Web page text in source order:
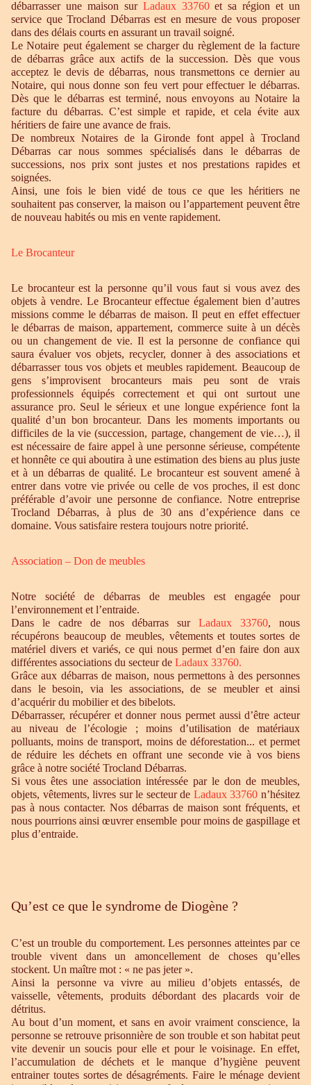
débarrasser une maison sur Ladaux 33760et sa région et un
service que Trocland Débarras est en mesure de vous proposer
dans des délais courts en assurant un travail soigné.
Le Notaire peut également se charger du règlement de la facture
de débarras grâce aux actifs de la succession. Dès que vous
acceptez le devis de débarras, nous transmettons ce dernier au
Notaire, qui nous donne son feu vert pour effectuer le débarras.
Dès que le débarras est terminé, nous envoyons au Notaire la
facture du débarras. C’est simple et rapide, et cela évite aux
héritiers de faire une avance de frais.
De nombreux Notaires de la Gironde font appel à Trocland
Débarras car nous sommes spécialisés dans le débarras de
successions, nos prix sont justes et nos prestations rapides et
soignées.
Ainsi, une fois le bien vidé de tous ce que les héritiers ne
souhaitent pas conserver, la maison ou l’appartement peuvent être
de nouveau habités ou mis en vente rapidement.
Le Brocanteur
Le brocanteur est la personne qu’il vous faut si vous avez des
objets à vendre. Le Brocanteur effectue également bien d’autres
missions comme le débarras de maison. Il peut en effet effectuer
le débarras de maison, appartement, commerce suite à un décès
ou un changement de vie. Il est la personne de confiance qui
saura évaluer vos objets, recycler, donner à des associations et
débarrasser tous vos objets et meubles rapidement. Beaucoup de
gens s’improvisent brocanteurs mais peu sont de vrais
professionnels équipés correctement et qui ont surtout une
assurance pro. Seul le sérieux et une longue expérience font la
qualité d’un bon brocanteur. Dans les moments importants ou
difficiles de la vie (succession, partage, changement de vie…), il
est nécessaire de faire appel à une personne sérieuse, compétente
et honnête ce qui aboutira à une estimation des biens au plus juste
et à un débarras de qualité. Le brocanteur est souvent amené à
entrer dans votre vie privée ou celle de vos proches, il est donc
préférable d’avoir une personne de confiance. Notre entreprise
Trocland Débarras, à plus de 30 ans d’expérience dans ce
domaine. Vous satisfaire restera toujours notre priorité.
Association – Don de meubles
Notre société de débarras de meubles est engagée pour
l’environnement et l’entraide.
Dans le cadre de nos débarras surLadaux 33760, nous
récupérons beaucoup de meubles, vêtements et toutes sortes de
matériel divers et variés, ce qui nous permet d’en faire don aux
différentes associations du secteur de Ladaux 33760.
Grâce aux débarras de maison, nous permettons à des personnes
dans le besoin, via les associations, de se meubler et ainsi
d’acquérir du mobilier et des bibelots.
Débarrasser, récupérer et donner nous permet aussi d’être acteur
au niveau de l’écologie ; moins d’utilisation de matériaux
polluants, moins de transport, moins de déforestation... et permet
de réduire les déchets en offrant une seconde vie à vos biens
grâce à notre société Trocland Débarras.
Si vous êtes une association intéressée par le don de meubles,
objets, vêtements, livres sur le secteur de Ladaux 33760n’hésitez
pas à nous contacter. Nos débarras de maison sont fréquents, et
nous pourrions ainsi œuvrer ensemble pour moins de gaspillage et
plus d’entraide.
Qu’est ce que le syndrome de Diogène ?
C’est un trouble du comportement. Les personnes atteintes par ce
trouble vivent dans un amoncellement de choses qu’elles
stockent. Un maître mot : « ne pas jeter ».
Ainsi la personne va vivre au milieu d’objets entassés, de
vaisselle, vêtements, produits débordant des placards voir de
détritus.
Au bout d’un moment, et sans en avoir vraiment conscience, la
personne se retrouve prisonnière de son trouble et son habitat peut
vite devenir un soucis pour elle et pour le voisinage. En effet,
l’accumulation de déchets et le manque d’hygiène peuvent
entrainer toutes sortes de désagréments. Faire le ménage devient